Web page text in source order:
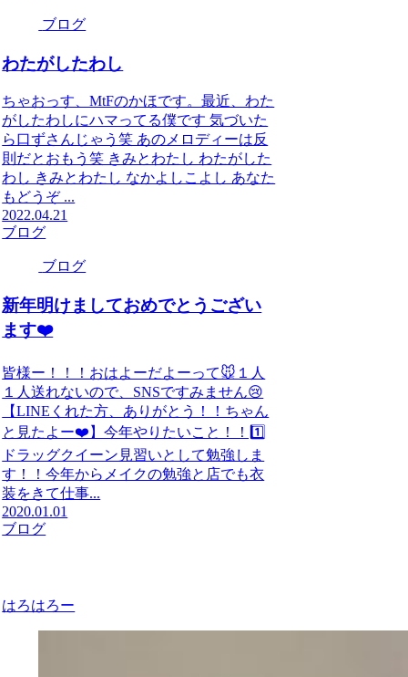
ブログ
わたがしたわし
ちゃおっす、MtFのかほです。最近、わた
がしたわしにハマってる僕です 気づいた
ら口ずさんじゃう笑 あのメロディーは反
則だとおもう笑 きみとわたし わたがした
わし きみとわたし なかよしこよし あなた
もどうぞ ...
2022.04.21
ブログ
ブログ
新年明けましておめでとうござい
ます❤️
皆様ー！！！おはよーだよーって🐭１人
１人送れないので、SNSですみません😢
【LINEくれた方、ありがとう！！ちゃん
と見たよー❤️】今年やりたいこと！！1️⃣
ドラッグクイーン見習いとして勉強しま
す！！今年からメイクの勉強と店でも衣
装をきて仕事...
2020.01.01
ブログ
はろはろー